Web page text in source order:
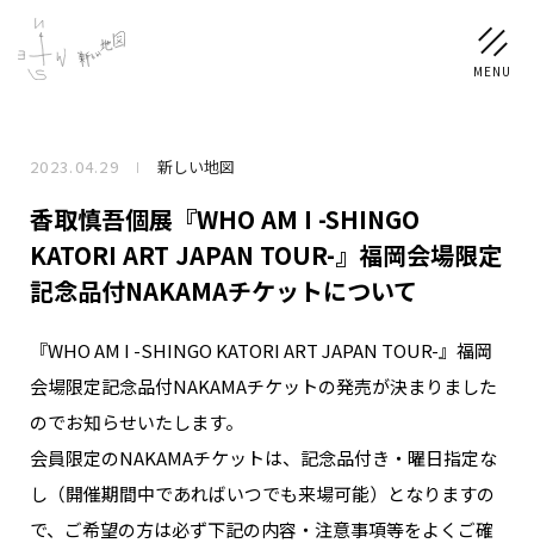
NEWS
SCHEDULE
稲垣 吾郎 草彅 剛 香取 慎吾
DISCOGRAPHY
CHIZUSHOP
2023.04.29 新しい地図
香取慎吾個展『WHO AM I -SHINGO
KATORI ART JAPAN TOUR-』福岡会場限定
記念品付NAKAMAチケットについて
『WHO AM I -SHINGO KATORI ART JAPAN TOUR-』福岡
会場限定記念品付NAKAMAチケットの発売が決まりました
のでお知らせいたします。
会員限定のNAKAMAチケットは、記念品付き・曜日指定な
し（開催期間中であればいつでも来場可能）となりますの
で、ご希望の方は必ず下記の内容・注意事項等をよくご確